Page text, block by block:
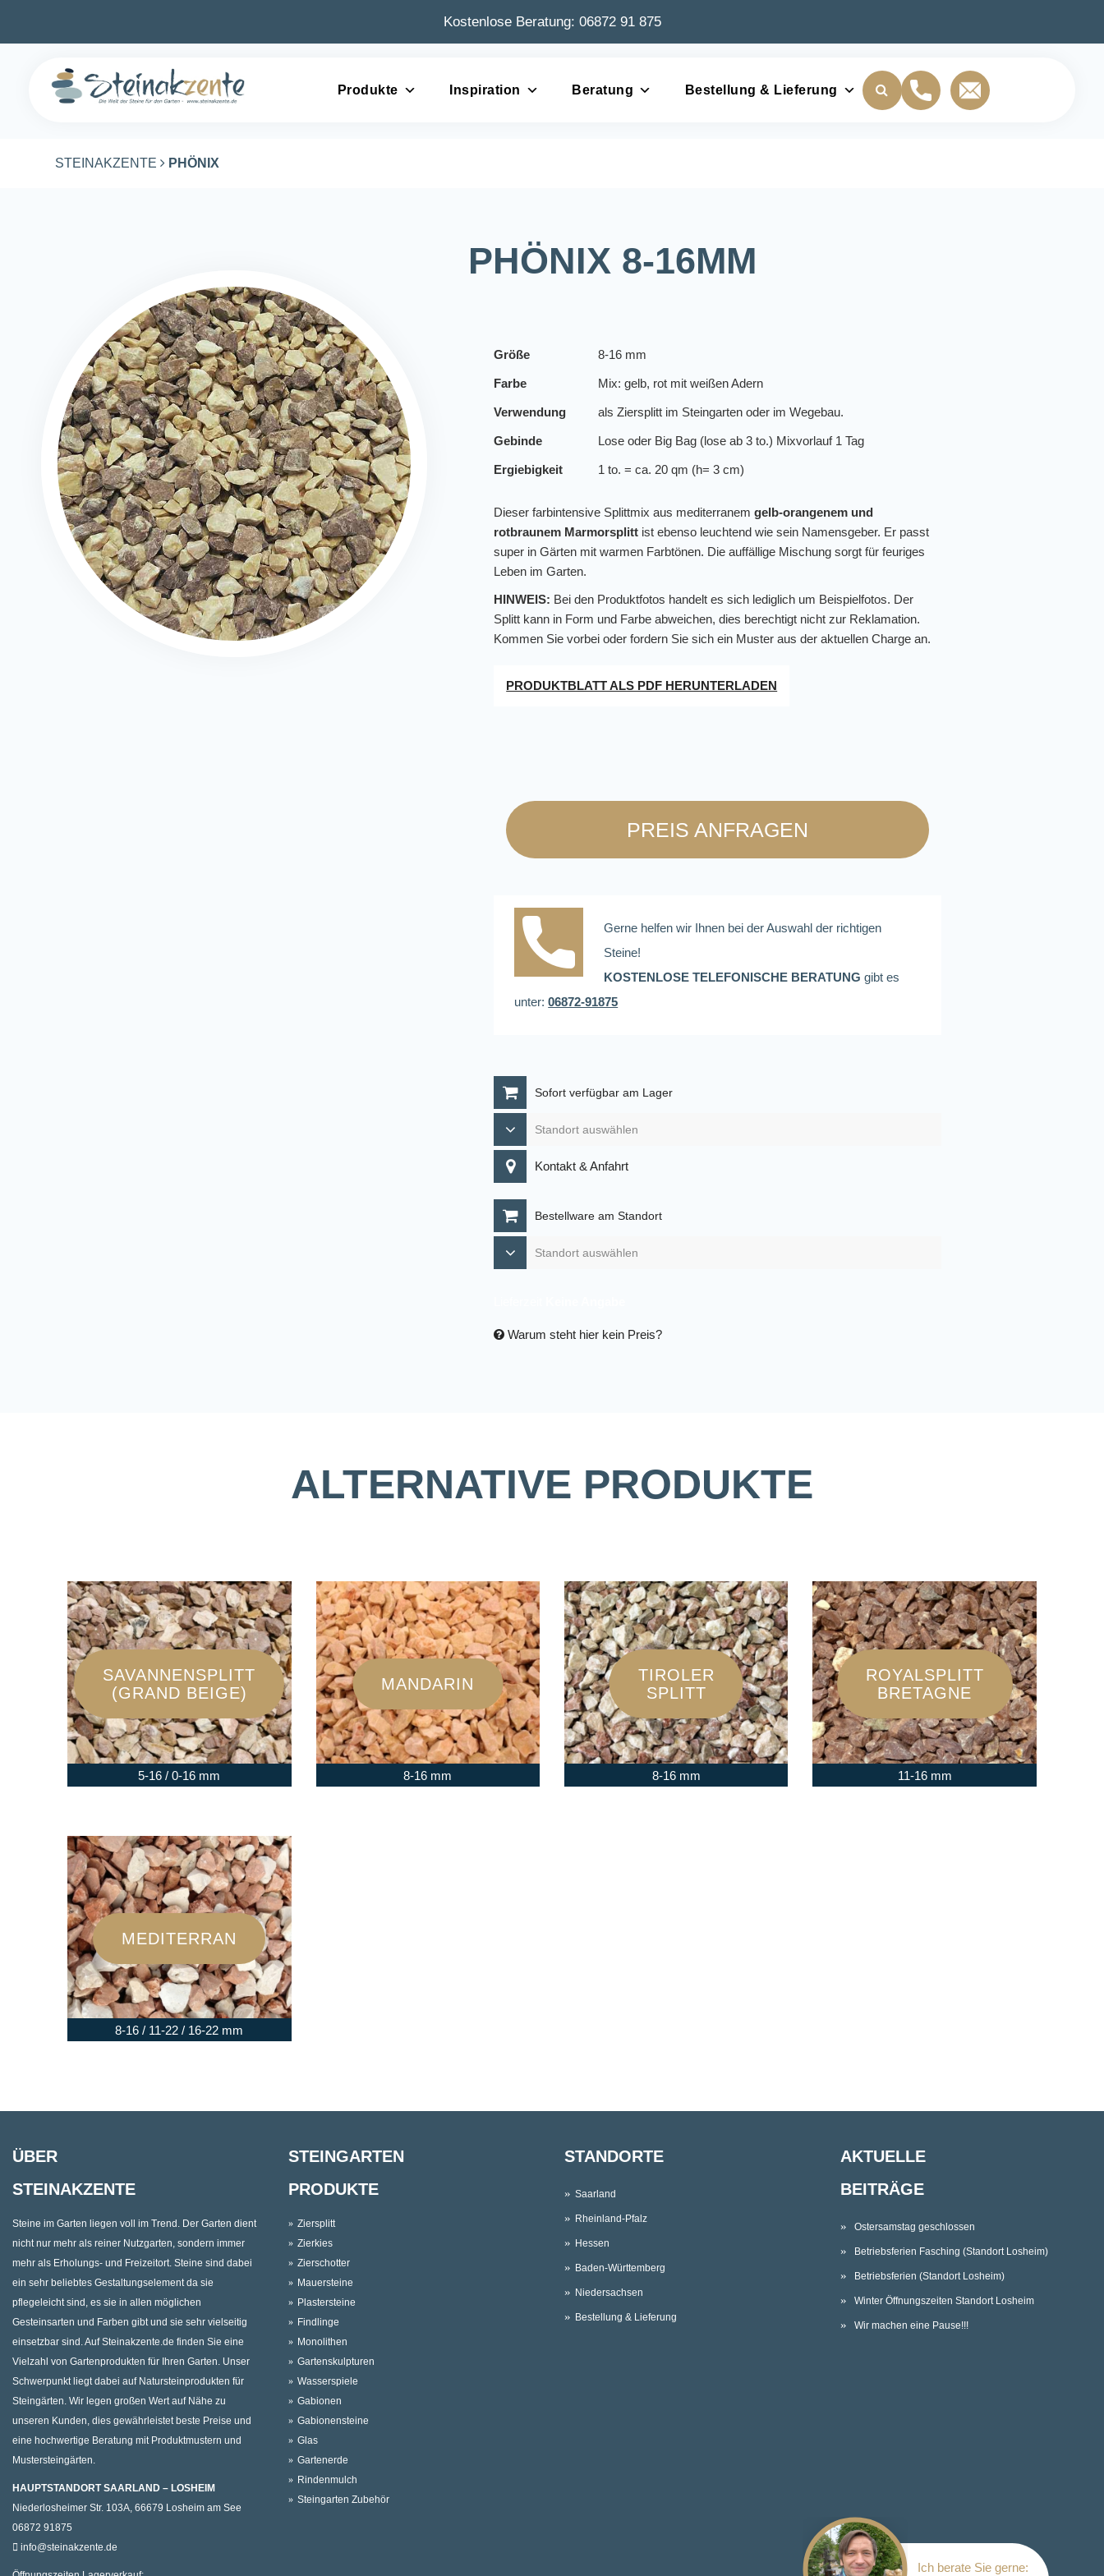
Kostenlose Beratung: 06872 91 875
Produkte Inspiration Beratung Bestellung & Lieferung
Ich berate Sie gerne:
STEINAKZENTE PHÖNIX
PHÖNIX 8-16MM
Größe 8-16 mm
Farbe Mix: gelb, rot mit weißen Adern
Verwendung als Ziersplitt im Steingarten oder im Wegebau.
Gebinde Lose oder Big Bag (lose ab 3 to.) Mixvorlauf 1 Tag
Ergiebigkeit 1 to. = ca. 20 qm (h= 3 cm)
Dieser farbintensive Splittmix aus mediterranemgelb-orangenem und
rotbraunem Marmorsplitt ist ebenso leuchtend wie sein Namensgeber. Er passt
super in Gärten mit warmen Farbtönen. Die auffällige Mischung sorgt für feuriges
Leben im Garten.
HINWEIS: Bei den Produktfotos handelt es sich lediglich um Beispielfotos. Der
Splitt kann in Form und Farbe abweichen, dies berechtigt nicht zur Reklamation.
Kommen Sie vorbei oder fordern Sie sich ein Muster aus der aktuellen Charge an.
PRODUKTBLATT ALS PDF HERUNTERLADEN
PREIS ANFRAGEN
Gerne helfen wir Ihnen bei der Auswahl der richtigen
Steine!
KOSTENLOSE TELEFONISCHE BERATUNG gibt es
unter:06872-91875
Sofort verfügbar am Lager
Kontakt & Anfahrt
Bestellware am Standort
Warum steht hier kein Preis?
ALTERNATIVE PRODUKTE
SAVANNENSPLITT
(GRAND BEIGE)
5-16 / 0-16 mm
MANDARIN
8-16 mm
TIROLER
SPLITT
8-16 mm
ROYALSPLITT
BRETAGNE
11-16 mm
MEDITERRAN
8-16 / 11-22 / 16-22 mm
ÜBER
STEINAKZENTE
Steine im Garten liegen voll im Trend. Der Garten dient
nicht nur mehr als reiner Nutzgarten, sondern immer
mehr als Erholungs- und Freizeitort. Steine sind dabei
ein sehr beliebtes Gestaltungselement da sie
pflegeleicht sind, es sie in allen möglichen
Gesteinsarten und Farben gibt und sie sehr vielseitig
einsetzbar sind. Auf Steinakzente.de finden Sie eine
Vielzahl von Gartenprodukten für Ihren Garten. Unser
Schwerpunkt liegt dabei auf Natursteinprodukten für
Steingärten. Wir legen großen Wert auf Nähe zu
unseren Kunden, dies gewährleistet beste Preise und
eine hochwertige Beratung mit Produktmustern und
Mustersteingärten.
HAUPTSTANDORT SAARLAND – LOSHEIM
Niederlosheimer Str. 103A, 66679 Losheim am See
06872 91875
info@steinakzente.de
STEINGARTEN
PRODUKTE
Ziersplitt
Zierkies
Zierschotter
Mauersteine
Plastersteine
Findlinge
Monolithen
Gartenskulpturen
Wasserspiele
Gabionen
Gabionensteine
Glas
Gartenerde
Rindenmulch
Steingarten Zubehör
STANDORTE
Saarland
Rheinland-Pfalz
Hessen
Baden-Württemberg
Niedersachsen
Bestellung & Lieferung
AKTUELLE
BEITRÄGE
Ostersamstag geschlossen
Betriebsferien Fasching (Standort Losheim)
Betriebsferien (Standort Losheim)
Winter Öffnungszeiten Standort Losheim
Wir machen eine Pause!!!